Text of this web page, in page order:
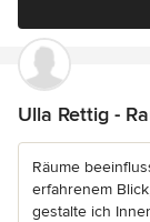
Ulla Rettig -
Räume
erfahrenem
gestalte ich